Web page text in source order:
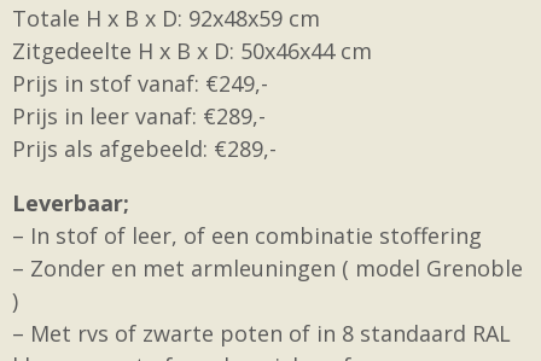
Totale H x B x D: 92x48x59 cm
Zitgedeelte H x B x D: 50x46x44 cm
Prijs in stof vanaf: €249,-
Prijs in leer vanaf: €289,-
Prijs als afgebeeld: €289,-
Leverbaar;
– In stof of leer, of een combinatie stoffering
– Zonder en met armleuningen ( model Grenoble
)
– Met rvs of zwarte poten of in 8 standaard RAL